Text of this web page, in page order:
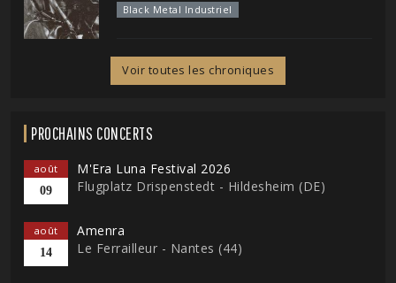
Black Metal Industriel
Voir toutes les chroniques
PROCHAINS CONCERTS
août
09
M'Era Luna Festival 2026
Flugplatz Drispenstedt - Hildesheim (DE)
août
14
Amenra
Le Ferrailleur - Nantes (44)